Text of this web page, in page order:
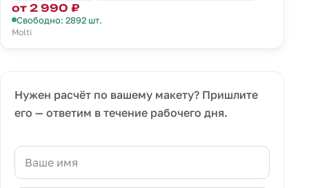
от 2 990 ₽
Свободно: 2892 шт.
Molti
Нужен расчёт по вашему макету? Пришлите
его — ответим в течение рабочего дня.